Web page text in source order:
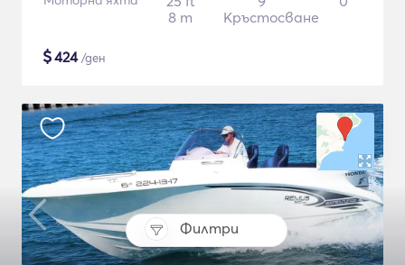
Филтри
8 m
Кръстосване
$424/ден